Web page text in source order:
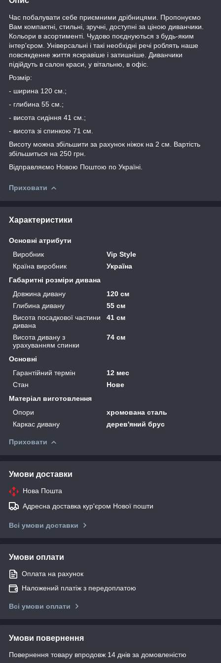
Час побалувати себе приємними дрібницями. Пропонуємо
Вам компактні, стильні, зручні, доступні за ціною диванчики.
Кольори в асортименті. Чудово поєднуються з будь-яким
інтер'єром. Універсальні і такі необхідні речі роблять наше
повсякденне життя яскравіше і затишніше. Диванчики
підійдуть в салон краси, у вітальню, в офіс.
Розмір:
- ширина 120 см.;
- глибина 55 см.;
- висота сидіння 41 см.;
- висота зі спинкою 71 см.
Висоту можна збільшити за рахунок ніжок на 2 см. Вартість
збільшиться на 250 грн.
Відправляємо Новою Поштою по Україні.
Приховати
Характеристики
Основні атрибути
Виробник
Vip Style
Країна виробник
Україна
Габаритні розміри дивана
Довжина дивану
120 см
Глибина дивану
55 см
Висота посадкової частини
дивана
41 см
Висота дивану з
урахуванням спинки
74 см
Основні
Гарантійний термін
12 мес
Стан
Нове
Матеріал виготовлення
Опори
хромована сталь
Каркас дивану
дерев'яний брус
Приховати
Умови доставки
Нова Пошта
Адресна доставка кур'єром Нової пошти
Всі умови доставки
Умови оплати
Оплата на рахунок
Наложений платіж з передоплатою
Всі умови оплати
Умови повернення
Повернення товару впродовж 14 днів за домовленістю